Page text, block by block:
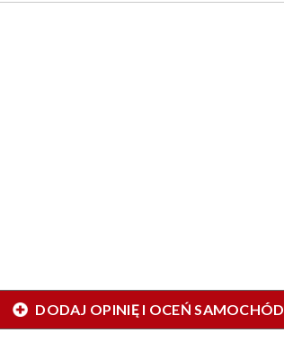
DODAJ OPINIĘ I OCEŃ SAMOCHÓD